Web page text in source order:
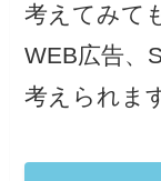
考えてみて
WEB広告、
考えられま